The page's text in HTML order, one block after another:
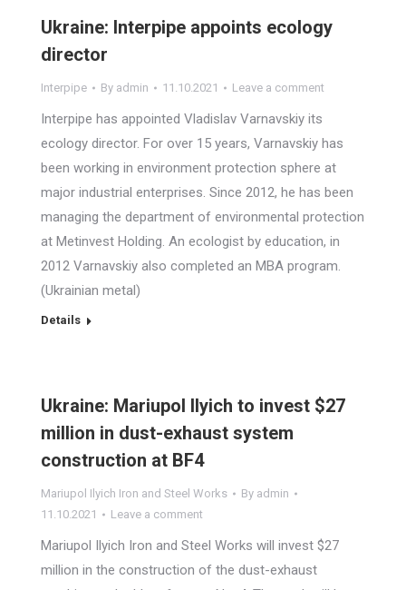
Ukraine: Interpipe appoints ecology
director
Interpipe By admin 11.10.2021 Leave a comment
Interpipe has appointed Vladislav Varnavskiy its
ecology director. For over 15 years, Varnavskiy has
been working in environment protection sphere at
major industrial enterprises. Since 2012, he has been
managing the department of environmental protection
at Metinvest Holding. An ecologist by education, in
2012 Varnavskiy also completed an MBA program.
(Ukrainian metal)
Details
Ukraine: Mariupol Ilyich to invest $27
million in dust-exhaust system
construction at BF4
Mariupol Ilyich Iron and Steel Works By admin
11.10.2021
Leave a comment
Mariupol Ilyich Iron and Steel Works will invest $27
million in the construction of the dust-exhaust